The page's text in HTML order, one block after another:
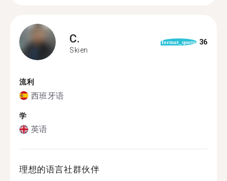
C.
Skien
format_quote 36
流利
西班牙语
学
英语
理想的语言社群伙伴